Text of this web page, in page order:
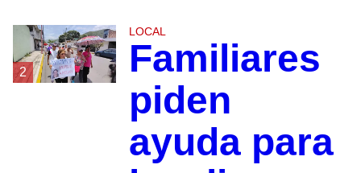
2
LOCAL
Familiares
piden
ayuda para